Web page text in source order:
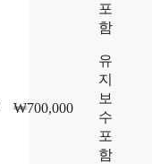
포
함
₩700,000
유
지
보
수
포
함